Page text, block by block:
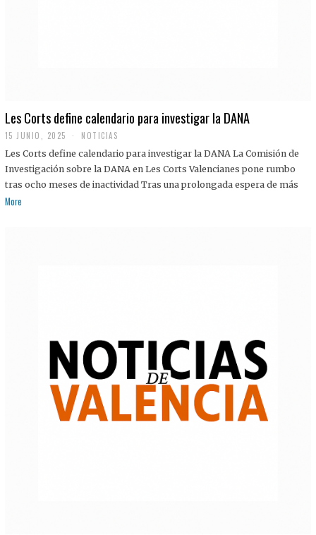
Les Corts define calendario para investigar la DANA
15 JUNIO, 2025 NOTICIAS
Les Corts define calendario para investigar la DANA La Comisión de
Investigación sobre la DANA en Les Corts Valencianes pone rumbo
tras ocho meses de inactividad Tras una prolongada espera de más
More